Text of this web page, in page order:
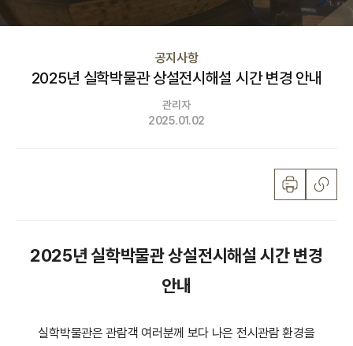
공지사항
2025년 실학박물관 상설전시해설 시간 변경 안내
관리자
2025.01.02
2025년 실학박물관 상설전시해설 시간 변경
안내
실학박물관은 관람객 여러분께 보다 나은 전시관람 환경을